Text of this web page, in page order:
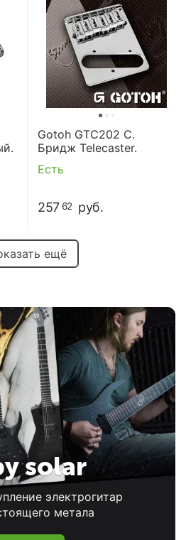
Gotoh GTC202 C.
Бридж Telecaster.
Есть
257 62 руб.
ещё
solar
электрогитар
метала